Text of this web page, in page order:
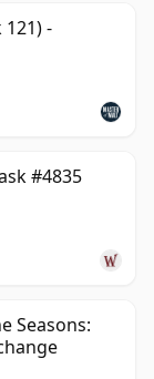
121) -
#4835
Seasons: